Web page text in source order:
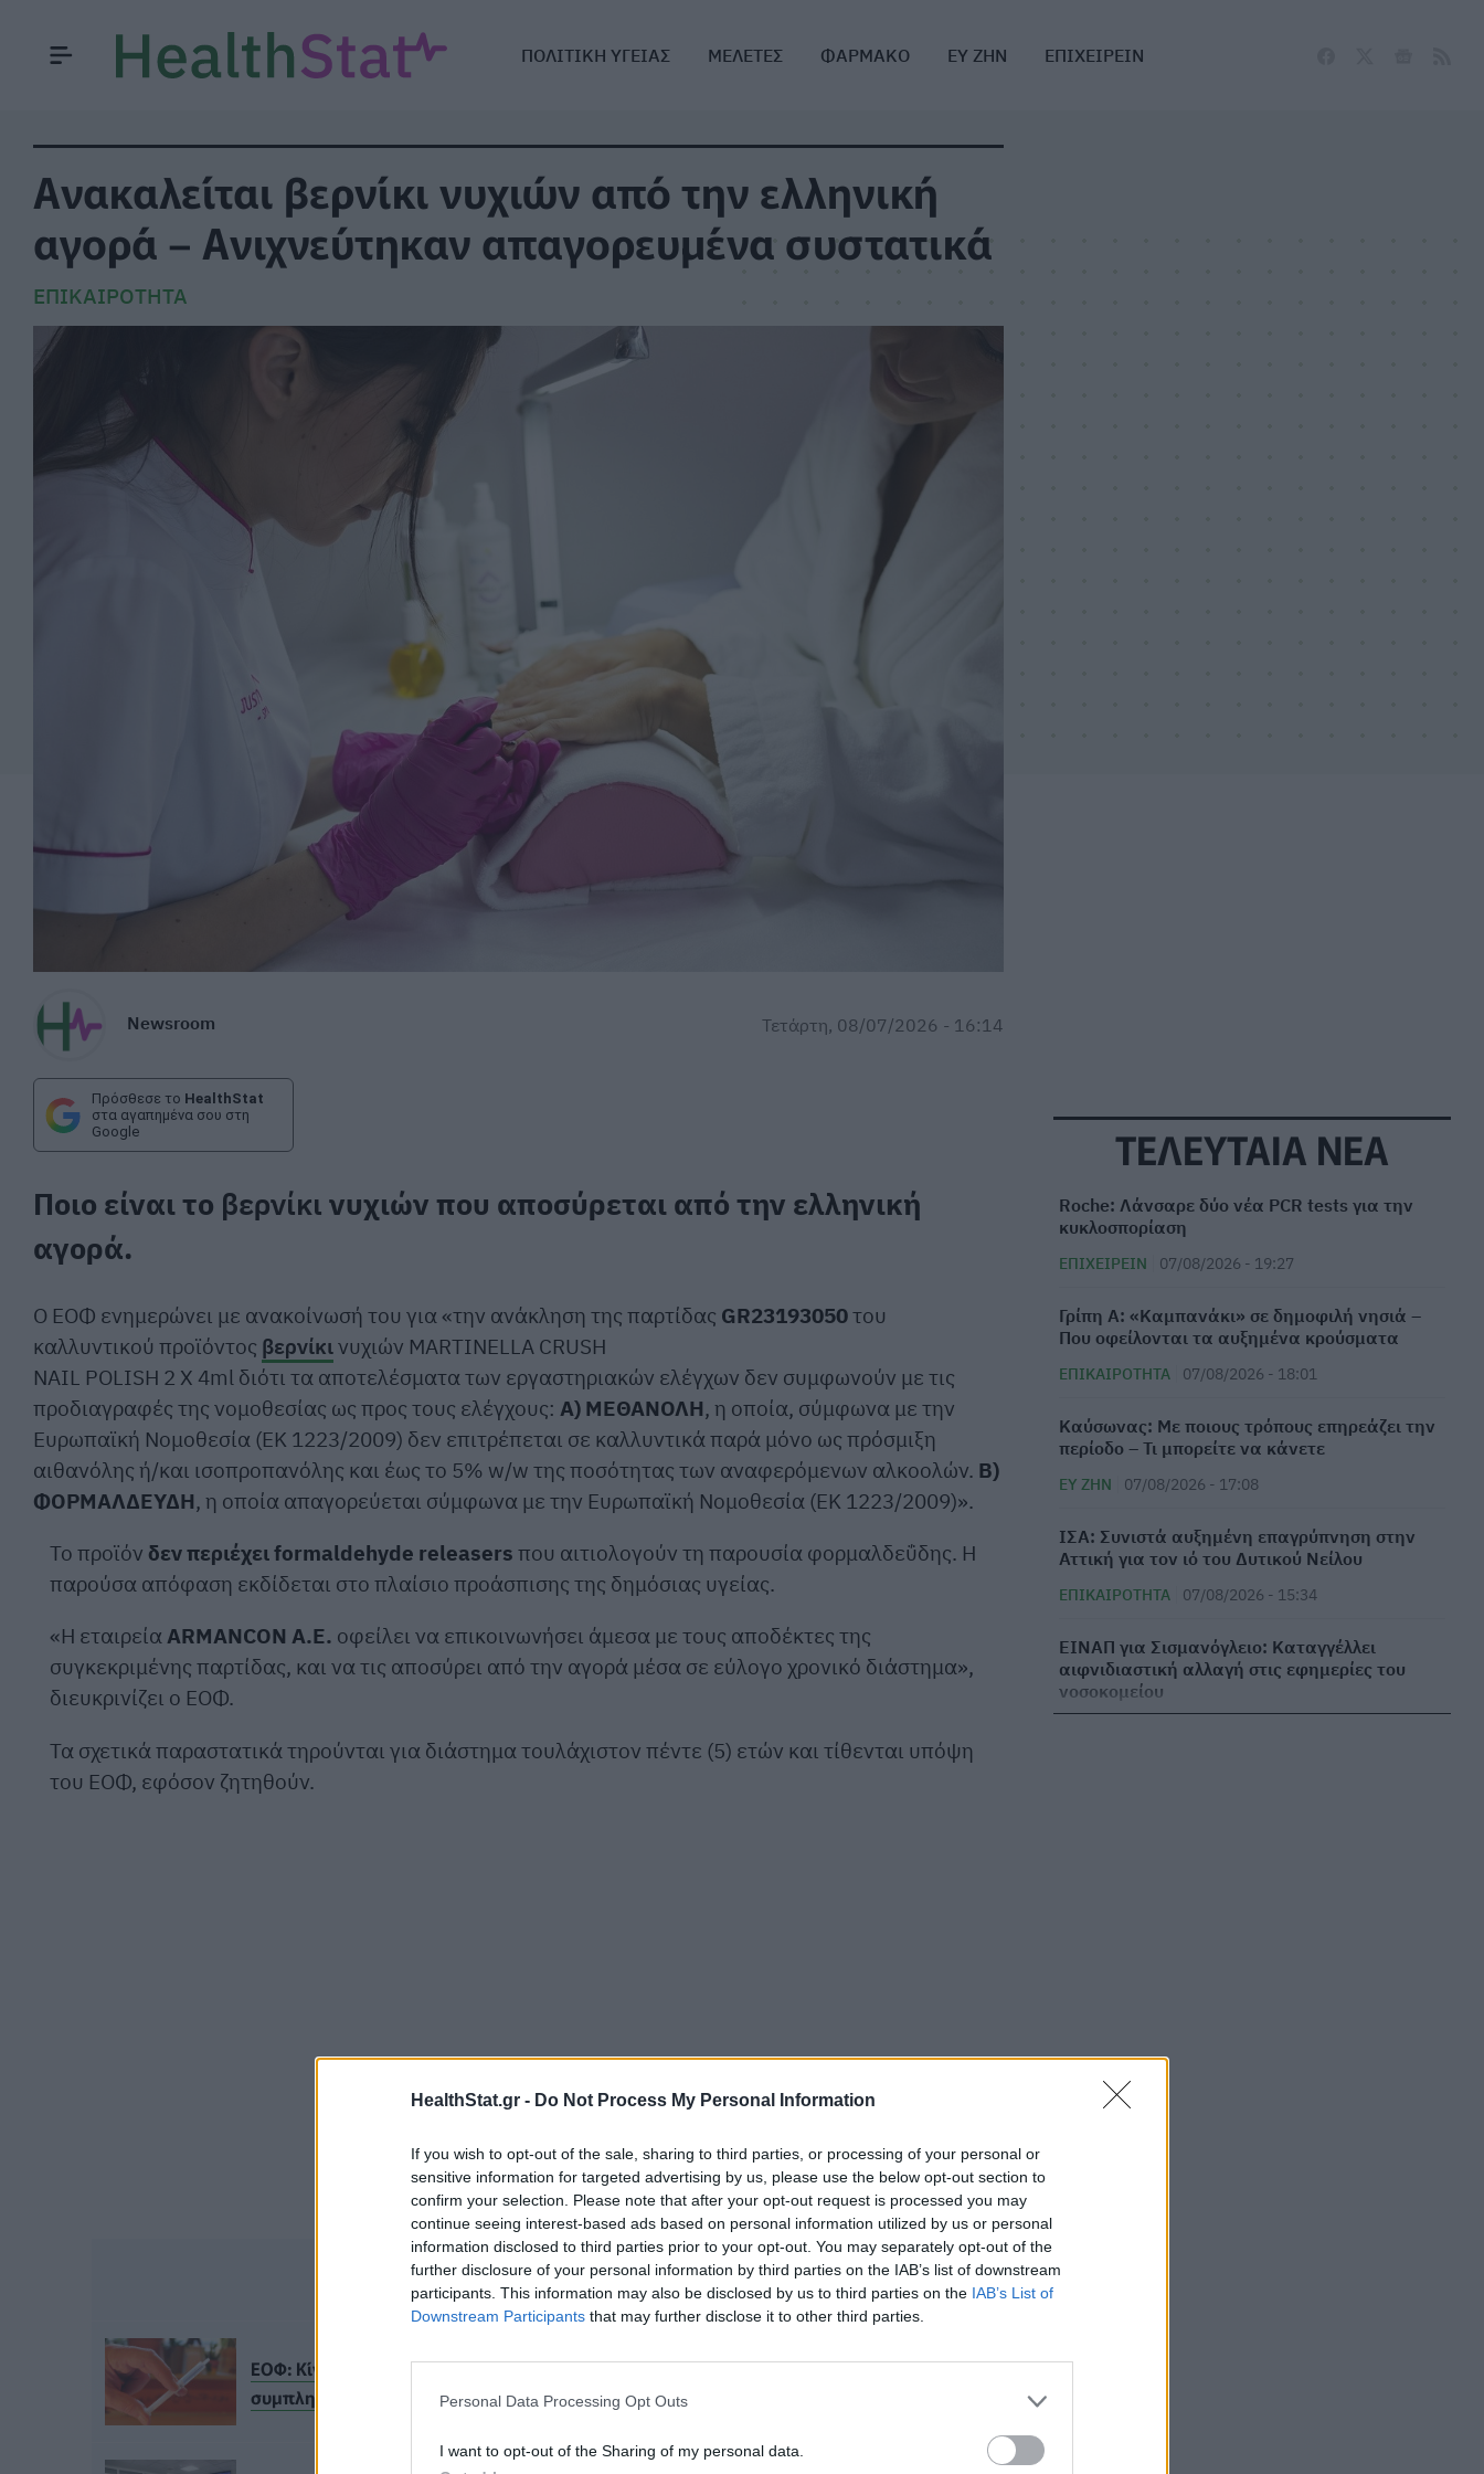
HealthStat.gr - Do Not Process My Personal Information
If you wish to opt-out of the sale, sharing to third parties, or processing of your personal or
sensitive information for targeted advertising by us, please use the below opt-out section to
confirm your selection. Please note that after your opt-out request is processed you may
continue seeing interest-based ads based on personal information utilized by us or personal
information disclosed to third parties prior to your opt-out. You may separately opt-out of the
further disclosure of your personal information by third parties on the IAB’s list of downstream
participants. This information may also be disclosed by us to third parties on the IAB’s List of
Downstream Participants that may further disclose it to other third parties.
Personal Data Processing Opt Outs
I want to opt-out of the Sharing of my personal data.
ΠΟΛΙΤΙΚΗ ΥΓΕΙΑΣ ΜΕΛΕΤΕΣ ΦΑΡΜΑΚΟ ΕΥ ΖΗΝ ΕΠΙΧΕΙΡΕΙΝ
Ανακαλείται βερνίκι νυχιών από την ελληνική
αγορά – Ανιχνεύτηκαν απαγορευμένα συστατικά
ΕΠΙΚΑΙΡΌΤΗΤΑ
Newsroom Τετάρτη, 08/07/2026 - 16:14
Πρόσθεσε το HealthStat
στα αγαπημένα σου στη
Google
Ποιο είναι το βερνίκι νυχιών που αποσύρεται από την ελληνική
αγορά.
Ο ΕΟΦ ενημερώνει με ανακοίνωσή του για «την ανάκληση της παρτίδας GR23193050του
καλλυντικού προϊόντος βερνίκινυχιών MARTINELLA CRUSH
NAIL POLISH 2 X 4ml διότι τα αποτελέσματα των εργαστηριακών ελέγχων δεν συμφωνούν με τις
προδιαγραφές της νομοθεσίας ως προς τους ελέγχους: Α) ΜΕΘΑΝΟΛΗ, η οποία, σύμφωνα με την
Ευρωπαϊκή Νομοθεσία (ΕΚ 1223/2009) δεν επιτρέπεται σε καλλυντικά παρά μόνο ως πρόσμιξη
αιθανόλης ή/και ισοπροπανόλης και έως το 5% w/w της ποσότητας των αναφερόμενων αλκοολών. Β)
ΦΟΡΜΑΛΔΕΥΔΗ, η οποία απαγορεύεται σύμφωνα με την Ευρωπαϊκή Νομοθεσία (ΕΚ 1223/2009)».
Το προϊόν δεν περιέχει formaldehyde releasers που αιτιολογούν τη παρουσία φορμαλδεΰδης. Η
παρούσα απόφαση εκδίδεται στο πλαίσιο προάσπισης της δημόσιας υγείας.
«Η εταιρείαARMANCON Α.Ε. οφείλει να επικοινωνήσει άμεσα με τους αποδέκτες της
συγκεκριμένης παρτίδας, και να τις αποσύρει από την αγορά μέσα σε εύλογο χρονικό διάστημα»,
διευκρινίζει ο ΕΟΦ.
Τα σχετικά παραστατικά τηρούνται για διάστημα τουλάχιστον πέντε (5) ετών και τίθενται υπόψη
του ΕΟΦ, εφόσον ζητηθούν.
ΔΙΑΒΑΣΤΕ ΑΚΟΜΑ
ΕΟΦ: Κίνδυνος από τις ενδοφλέβιες θεραπείες βιταμινών - «Δεν συνιστούν
συμπληρώματα διατροφής»
ΤΕΛΕΥΤΑΙΑ ΝΕΑ
Roche: Λάνσαρε δύο νέα PCR tests για την
κυκλοσπορίαση
ΕΠΙΧΕΙΡΕΊΝ 07/08/2026 - 19:27
Γρίπη Α: «Καμπανάκι» σε δημοφιλή νησιά –
Που οφείλονται τα αυξημένα κρούσματα
ΕΠΙΚΑΙΡΌΤΗΤΑ 07/08/2026 - 18:01
Καύσωνας: Με ποιους τρόπους επηρεάζει την
περίοδο – Τι μπορείτε να κάνετε
ΕΥ ΖΗΝ 07/08/2026 - 17:08
ΙΣΑ: Συνιστά αυξημένη επαγρύπνηση στην
Αττική για τον ιό του Δυτικού Νείλου
ΕΠΙΚΑΙΡΌΤΗΤΑ 07/08/2026 - 15:34
ΕΙΝΑΠ για Σισμανόγλειο: Καταγγέλλει
αιφνιδιαστική αλλαγή στις εφημερίες του
νοσοκομείου
ΕΥ ΖΗΝ 07/08/2026 - 12:33
Καρδιοπαθείς και καλοκαίρι: 8 συμβουλές για